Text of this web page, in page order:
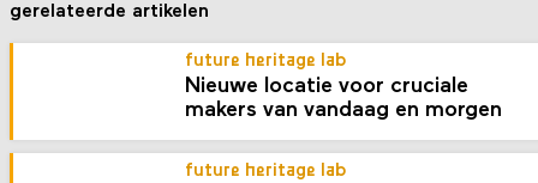
gerelateerde artikelen
future heritage lab
Nieuwe locatie voor cruciale
makers van vandaag en morgen
future heritage lab